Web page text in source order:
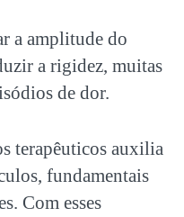
a amplitude do
a rigidez, muitas
de dor.
terapêuticos auxilia
fundamentais
Com esses